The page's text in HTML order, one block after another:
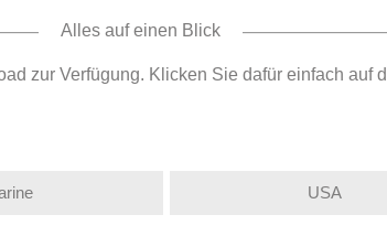
Alles auf einen Blick
zur Verfügung. Klicken Sie dafür einfach auf
USA